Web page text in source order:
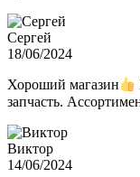
Сергей
18/06/2024
Хороший магазин
запчасть.
Виктор
14/06/2024